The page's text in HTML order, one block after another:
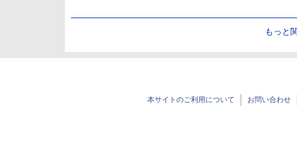
もっと
本サイトのご利用について お問い合わせ